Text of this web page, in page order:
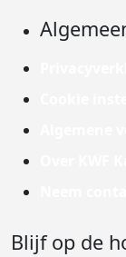
Blijf op de